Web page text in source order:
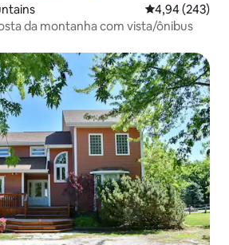
4,94 de uma
4,94 (243)
da montanha com vista/ônibus